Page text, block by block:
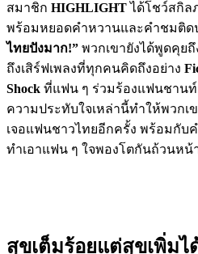
สมาชิก HIGHLIGHTได้โชว์สกิล
พร้อมหยอดคำหวานและคำชมติด
ไทยปังมาก!” พวกเขายังได้พูดคุย
ถึงเสิร์ฟเพลงที่ทุกคนคิดถึงอย่าง
Shock ที่แฟน ๆ ร่วมร้องแฟนชานท์
ความประทับใจเหล่านี้ทำให้พวก
เจอแฟนชาวไทยอีกครั้ง พร้อมกับ
ทำเอาแฟน ๆ ใจพองโตกันถ้วนหน้
สุขเต็มร้อยแต่สุขเพิ่มไ